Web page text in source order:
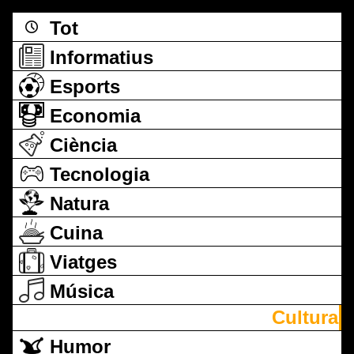
Tot
Informatius
Esports
Economia
Ciència
Tecnologia
Natura
Cuina
Viatges
Música
Cultura
Humor